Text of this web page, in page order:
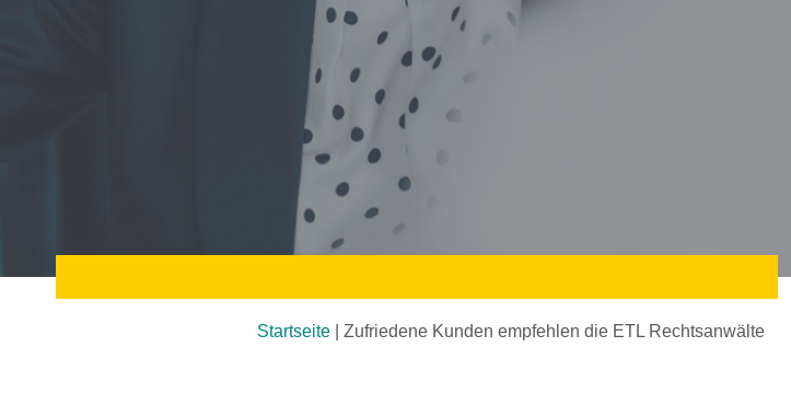
Startseite Zufriedene Kunden empfehlen die ETL Rechtsanwälte